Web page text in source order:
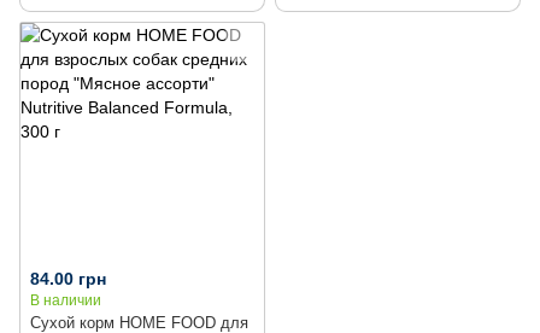
Сухой корм HOME FOOD для
84.00 грн
В наличии